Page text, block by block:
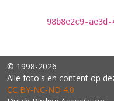
98b8e2c9-
© 1998-2026
Alle foto's en content op
CC BY‑NC‑ND 4.0